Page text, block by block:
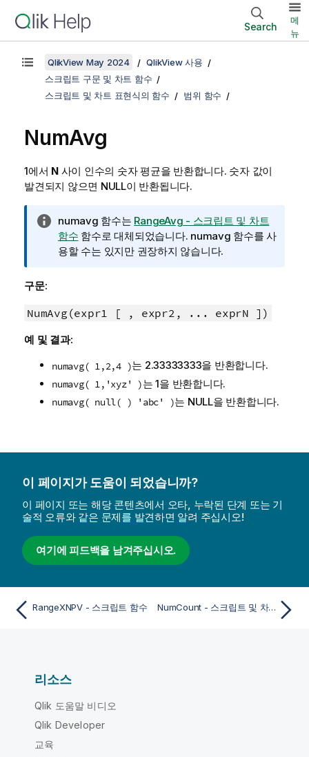
Search
메
뉴
QlikView May 2024
QlikView 사용
스크립트 구문 및 차트 함수
스크립트 및 차트 표현식의 함수
범위 함수
NumAvg
1에서 N사이 인수의 숫자 평균을 반환합니다. 숫자 값이
발견되지 않으면 NULL이 반환됩니다.
정
보
메
numavg 함수는 RangeAvg - 스크립트 및 차트
함수 함수로 대체되었습니다. numavg 함수를 사
용할 수는 있지만 권장하지 않습니다.
구문:
NumAvg(expr1 [ , expr2, ... exprN ])
예 및 결과:
numavg( 1,2,4 )는 2.33333333을 반환합니다.
numavg( 1,'xyz' )는 1을 반환합니다.
numavg( null( ) 'abc' )는 NULL을 반환합니다.
이 페이지가 도움이 되었습니까?
이 페이지 또는 해당 콘텐츠에서 오타, 누락된 단계 또는 기
술적 오류와 같은 문제를 발견하면 알려 주십시오!
여기에 피드백을 남겨주십시오.
RangeXNPV - 스크립트 함수 NumCount - 스크립트 및 차트 함수
리소스
Qlik 도움말 비디오
Qlik Developer
교육